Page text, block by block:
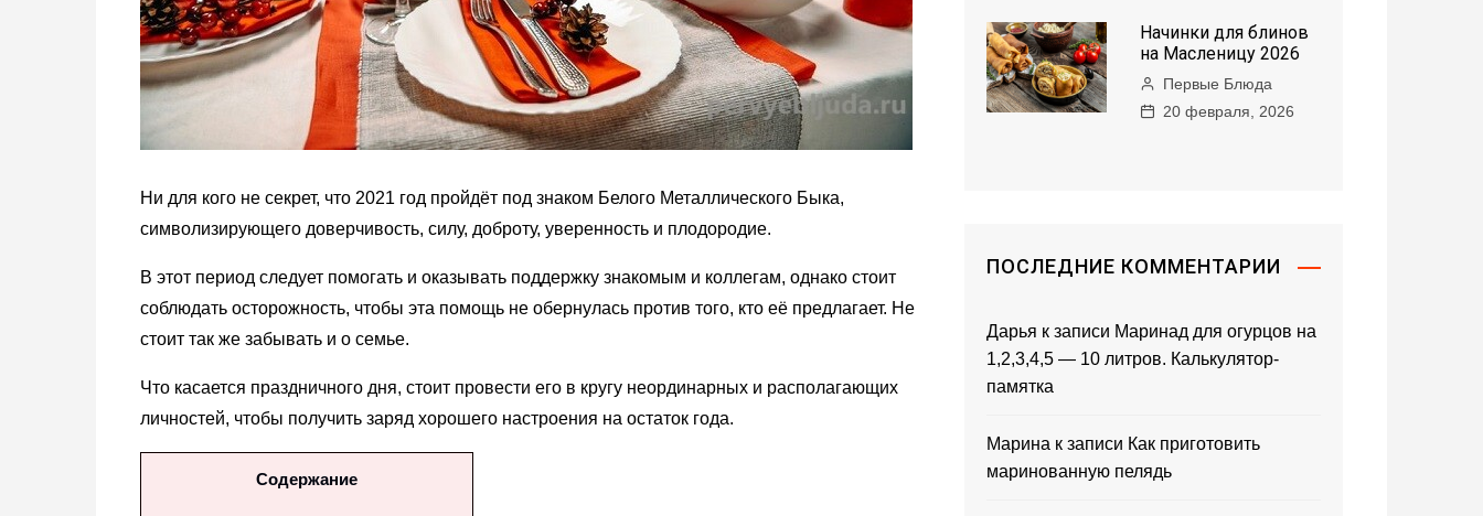
Ни для кого не секрет, что 2021 год пройдёт под знаком Белого Металлического Быка,
символизирующего доверчивость, силу, доброту, уверенность и плодородие.
В этот период следует помогать и оказывать поддержку знакомым и коллегам, однако стоит
соблюдать осторожность, чтобы эта помощь не обернулась против того, кто её предлагает. Не
стоит так же забывать и о семье.
Что касается праздничного дня, стоит провести его в кругу неординарных и располагающих
личностей, чтобы получить заряд хорошего настроения на остаток года.
Содержание
Начинки для блинов
на Масленицу 2026
Первые Блюда
20 февраля, 2026
ПОСЛЕДНИЕ КОММЕНТАРИИ
Дарья к записи Маринад для огурцов на
1,2,3,4,5 — 10 литров. Калькулятор-
памятка
Марина к записи Как приготовить
маринованную пелядь